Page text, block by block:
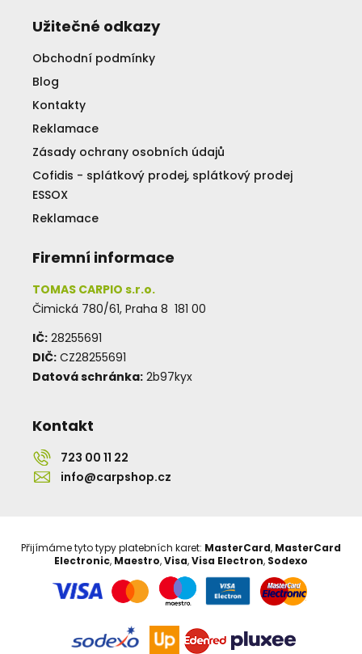
Užitečné odkazy
Obchodní podmínky
Blog
Kontakty
Reklamace
Zásady ochrany osobních údajů
Cofidis - splátkový prodej, splátkový prodej
ESSOX
Reklamace
Firemní informace
TOMAS CARPIO s.r.o.
Čimická 780/61, Praha 8 181 00
IČ: 28255691
DIČ: CZ28255691
Datová schránka: 2b97kyx
Kontakt
723 00 11 22
info@carpshop.cz
Přijímáme tyto typy platebních karet: MasterCard, MasterCard
Electronic, Maestro,Visa,Visa Electron, Sodexo